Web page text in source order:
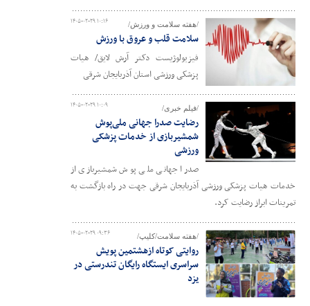
۱۴۰۵-۰۲-۲۹ ۱۰:۱۶ /هفته سلامت و ورزش/
سلامت قلب و عروق با ورزش
فیزیولوژیست دکتر آرش لایق/ هیات
پزشکی ورزشی استان آذربایجان شرقی
۱۴۰۵-۰۲-۲۹ ۱۰:۰۹ /فیلم خبری/
رضایت صدرا جهانی ملی‌پوش
شمشیربازی از خدمات پزشکی
ورزشی
صدرا جهانی ملی پوش شمشیربازی از
خدمات هیات پزشکی ورزشی آذربایجان شرقی جهت در راه بازگشت به
تمرینات ابراز رضایت کرد.
۱۴۰۵-۰۲-۲۹ ۰۹:۳۶ /هفته سلامت/کلیپ/
روایتی کوتاه ازهشتمین پویش
سراسری ایستگاه رایگان تندرستی در
یزد